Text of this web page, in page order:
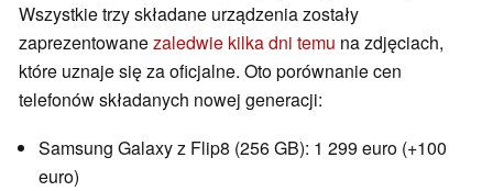
Wszystkie trzy składane urządzenia zostały
zaprezentowanezaledwie kilka dni temu na zdjęciach,
które uznaje się za oficjalne. Oto porównanie cen
telefonów składanych nowej generacji:
Samsung Galaxy z Flip8 (256 GB): 1 299 euro (+100
euro)